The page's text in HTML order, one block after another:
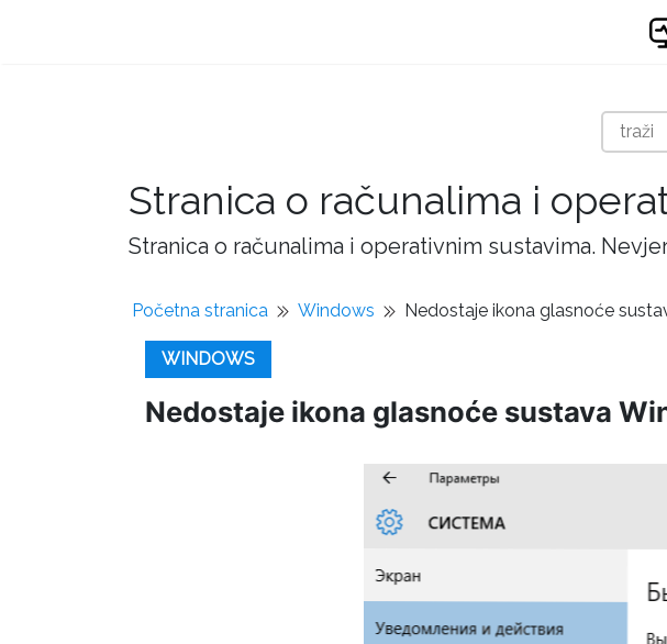
Stranica o računalima i
Stranica o računalima i operativnim sustavima.
Početna stranica Windows Nedostaje ikona glasnoće
WINDOWS
Nedostaje ikona glasnoće sustava